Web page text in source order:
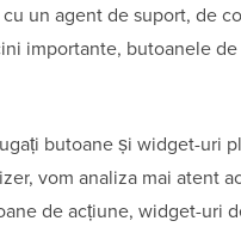
un agent de suport, de
importante, butoanele
butoane și widget-uri
vom analiza mai atent
de acțiune, widget-uri